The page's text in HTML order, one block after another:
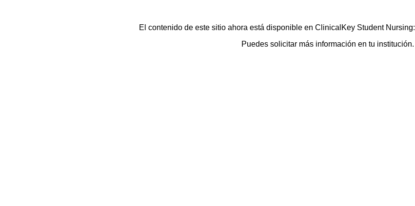
El contenido de este sitio ahora está disponible en ClinicalKey Student Nursing:
Puedes solicitar más información en tu institución.